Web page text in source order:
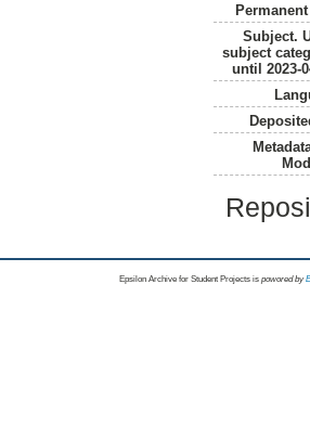
Permanent
Subject.
subject
until 2023-
Epsilon Archive for Student Projects is powored by